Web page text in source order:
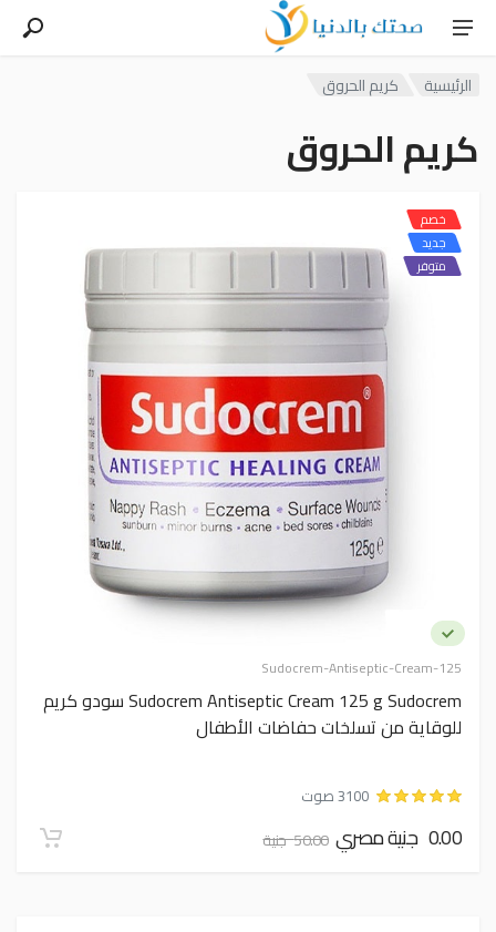
الرئيسية كريم الحروق
كريم الحروق
Sudocrem-Antiseptic-Cream-125
خصم
جديد
متوفر
Sudocrem Antiseptic Cream 125 g Sudocrem سودو كريم
للوقاية من تسلخات حفاضات الأطفال
3100 صوت
0.00 جنية مصري 50.00 جنية